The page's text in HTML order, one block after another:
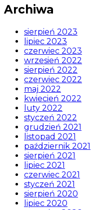
Archiwa
sierpień 2023
lipiec 2023
czerwiec 2023
wrzesień 2022
sierpień 2022
czerwiec 2022
maj 2022
kwiecień 2022
luty 2022
styczeń 2022
grudzień 2021
listopad 2021
październik 2021
sierpień 2021
lipiec 2021
czerwiec 2021
styczeń 2021
sierpień 2020
lipiec 2020